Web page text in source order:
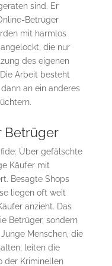
sind. Er
Betrüger
mit harmlos
die nur
des eigenen
Arbeit besteht
an ein anderes
Betrüger
Über gefälschte
Käufer mit
Besagte Shops
liegen oft weit
anzieht. Das
Betrüger, sondern
Menschen, die
leiten die
der Kriminellen